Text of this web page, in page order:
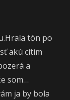
tón po
akú cítim
a
som…
ja by bola